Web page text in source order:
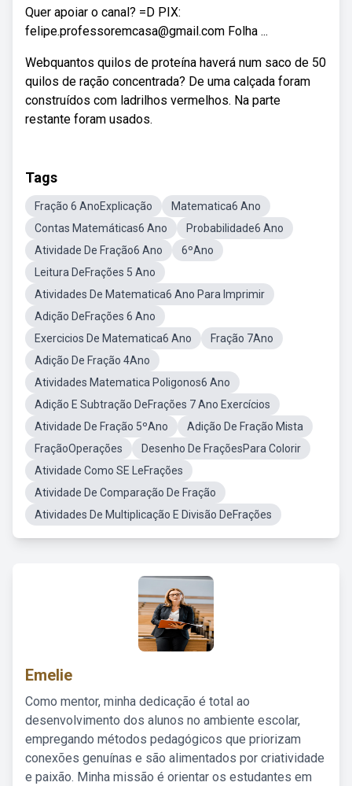
Quer apoiar o canal? =D PIX:
felipe.professoremcasa@gmail.com Folha ...
Webquantos quilos de proteína haverá num saco de 50
quilos de ração concentrada? De uma calçada foram
construídos com ladrilhos vermelhos. Na parte
restante foram usados.
Tags
Fração 6 AnoExplicação
Matematica6 Ano
Contas Matemáticas6 Ano
Probabilidade6 Ano
Atividade De Fração6 Ano
6ºAno
Leitura DeFrações 5 Ano
Atividades De Matematica6 Ano Para Imprimir
Adição DeFrações 6 Ano
Exercicios De Matematica6 Ano
Fração 7Ano
Adição De Fração 4Ano
Atividades Matematica Poligonos6 Ano
Adição E Subtração DeFrações 7 Ano Exercícios
Atividade De Fração 5ºAno
Adição De Fração Mista
FraçãoOperações
Desenho De FraçõesPara Colorir
Atividade Como SE LeFrações
Atividade De Comparação De Fração
Atividades De Multiplicação E Divisão DeFrações
Emelie
Como mentor, minha dedicação é total ao
desenvolvimento dos alunos no ambiente escolar,
empregando métodos pedagógicos que priorizam
conexões genuínas e são alimentados por criatividade
e paixão. Minha missão é orientar os estudantes em